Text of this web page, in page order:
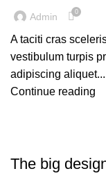
Admin 0
A taciti cras
vestibulum turpis
adipiscing aliquet...
Continue reading
The big